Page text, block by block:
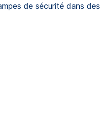
de sécurité dans des